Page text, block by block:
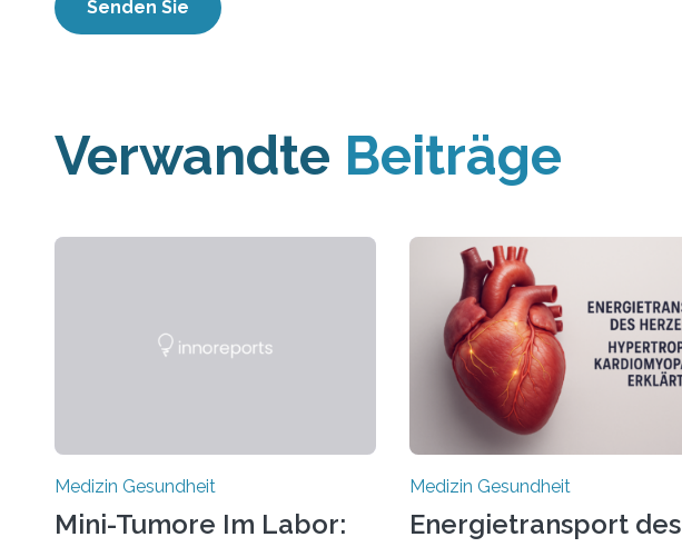
Verwandte Beiträge
Medizin Gesundheit
Mini-Tumore Im Labor:
Medizin Gesundheit
Energietransport des